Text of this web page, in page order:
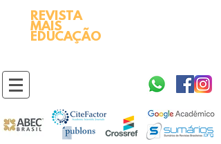
REVISTA
MAIS
EDUCAÇÃO